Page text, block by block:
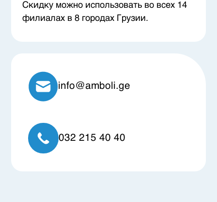
Скидку можно использовать во всех 14
филиалах в 8 городах Грузии.
info@amboli.ge
032 215 40 40